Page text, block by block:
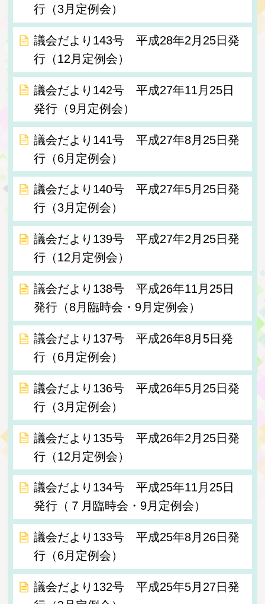
行（3月定例会）
議会だより143号 平成28年2月25日発
行（12月定例会）
議会だより142号 平成27年11月25日
発行（9月定例会）
議会だより141号 平成27年8月25日発
行（6月定例会）
議会だより140号 平成27年5月25日発
行（3月定例会）
議会だより139号 平成27年2月25日発
行（12月定例会）
議会だより138号 平成26年11月25日
発行（8月臨時会・9月定例会）
議会だより137号 平成26年8月5日発
行（6月定例会）
議会だより136号 平成26年5月25日発
行（3月定例会）
議会だより135号 平成26年2月25日発
行（12月定例会）
議会だより134号 平成25年11月25日
発行（７月臨時会・9月定例会）
議会だより133号 平成25年8月26日発
行（6月定例会）
議会だより132号 平成25年5月27日発